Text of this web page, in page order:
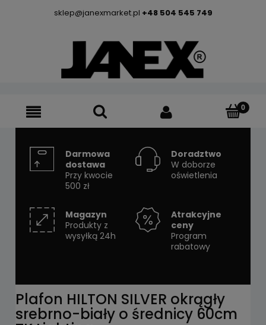
sklep@janexmarket.pl +48 504 545 749
Darmowa
dostawa
Przy kwocie
500 zł
Doradztwo
W doborze
oświetlenia
Magazyn
Produkty z
wysyłką 24h
Atrakcyjne
ceny
Program
rabatowy
Plafon HILTON SILVER okrągły
srebrno-biały o średnicy 60cm